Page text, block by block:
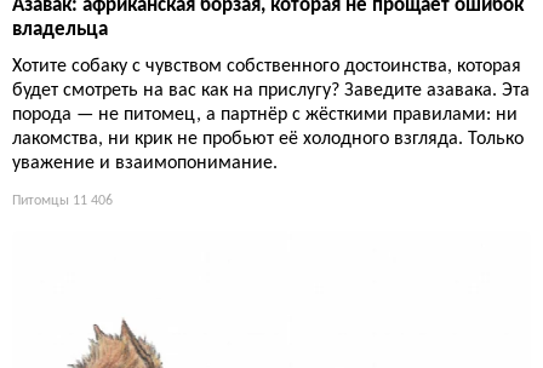
Азавак: африканская борзая, которая не прощает ошибок
владельца
Хотите собаку с чувством собственного достоинства, которая
будет смотреть на вас как на прислугу? Заведите азавака. Эта
порода — не питомец, а партнёр с жёсткими правилами: ни
лакомства, ни крик не пробьют её холодного взгляда. Только
уважение и взаимопонимание.
Питомцы 11 406